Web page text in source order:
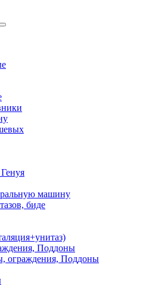
машину
биде
Поддоны
ограждения, Поддоны